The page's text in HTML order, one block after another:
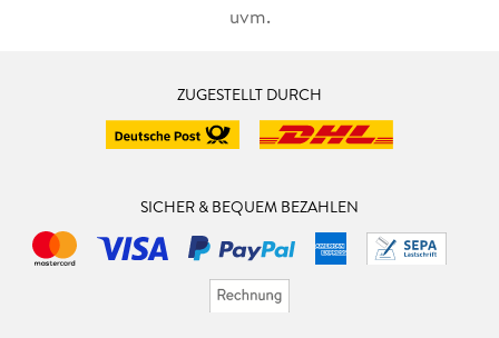
uvm.
ZUGESTELLT DURCH
SICHER & BEQUEM BEZAHLEN